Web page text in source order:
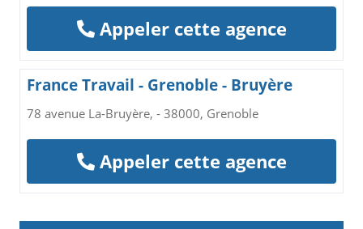
Appeler cette agence
France Travail - Grenoble - Bruyère
78 avenue La-Bruyère, - 38000, Grenoble
Appeler cette agence